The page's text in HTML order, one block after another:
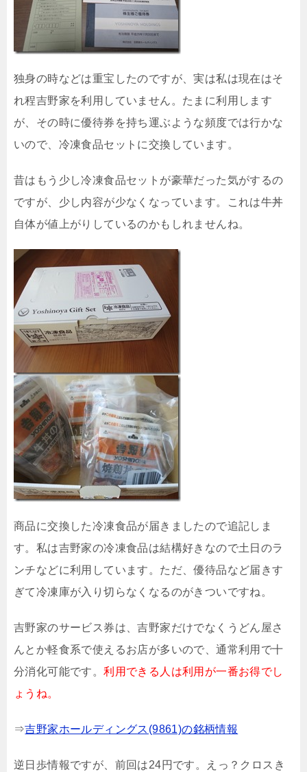
独身の時などは重宝したのですが、実は私は現在はそ
れ程吉野家を利用していません。たまに利用します
が、その時に優待券を持ち運ぶような頻度では行かな
いので、冷凍食品セットに交換しています。
昔はもう少し冷凍食品セットが豪華だった気がするの
ですが、少し内容が少なくなっています。これは牛丼
自体が値上がりしているのかもしれませんね。
商品に交換した冷凍食品が届きましたので追記しま
す。私は吉野家の冷凍食品は結構好きなので土日のラ
ンチなどに利用しています。ただ、優待品など届きす
ぎて冷凍庫が入り切らなくなるのがきついですね。
吉野家のサービス券は、吉野家だけでなくうどん屋さ
んとか軽食系で使えるお店が多いので、通常利用で十
分消化可能です。利用できる人は利用が一番お得でし
ょうね。
⇒吉野家ホールディングス(9861)の銘柄情報
逆日歩情報ですが、前回は24円です。えっ？クロスき